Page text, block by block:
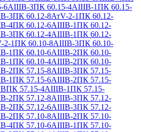
6АIIIВ-3ПК 60.15-4АIIIВ-1ПК 60.15-
3ПК 60.12-8АтV-2-1ПК 60.12-
4ПК 60.12-6АIIIВ-1ПК 60.12-
3ПК 60.12-4АIIIВ-1ПК 60.12-
2-1ПК 60.10-8АIIIВ-3ПК 60.10-
1ПК 60.10-6АIIIВ-2ПК 60.10-
1ПК 60.10-4АIIIВ-2ПК 60.10-
2ПК 57.15-8АIIIВ-3ПК 57.15-
1ПК 57.15-6АIIIВ-2ПК 57.15-
ПК 57.15-4АIIIВ-1ПК 57.15-
2ПК 57.12-8АIIIВ-3ПК 57.12-
2ПК 57.12-6АIIIВ-3ПК 57.12-
2ПК 57.10-8АIIIВ-2ПК 57.10-
4ПК 57.10-6АIIIВ-1ПК 57.10-